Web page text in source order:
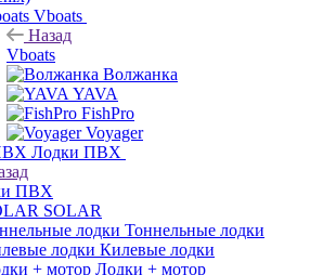
Vboats
Назад
Vboats
Волжанка
YAVA
FishPro
Voyager
Лодки ПВХ
ПВХ
SOLAR
Тоннельные лодки
Килевые лодки
Лодки + мотор